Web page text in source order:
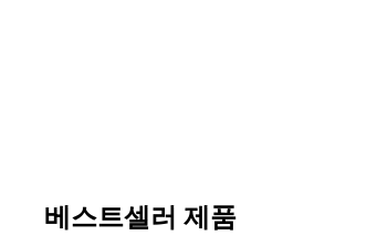
베스트셀러 제품